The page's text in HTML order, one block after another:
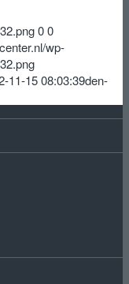
00
wp-
11-15 08:03:39den-